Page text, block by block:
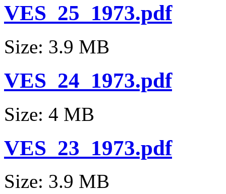
VES_25_1973.pdf
Size: 3.9 MB
VES_24_1973.pdf
Size: 4 MB
VES_23_1973.pdf
Size: 3.9 MB